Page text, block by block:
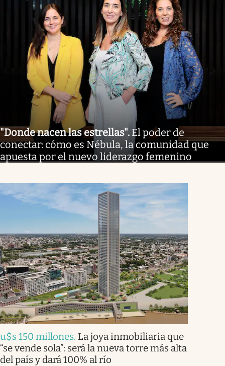
"Donde nacen las estrellas". El poder de
conectar: cómo es Nébula, la comunidad que
apuesta por el nuevo liderazgo femenino
u$s 150 millones. La joya inmobiliaria que
“se vende sola”: será la nueva torre más alta
del país y dará 100% al río